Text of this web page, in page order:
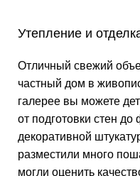
Утепление и
Отличный свежий
частный дом в
галерее вы можете
от подготовки стен
декоративной
разместили много
могли оценить